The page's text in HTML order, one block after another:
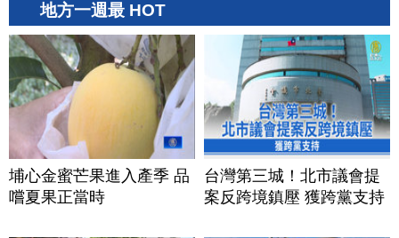
地方一週最 HOT
埔心金蜜芒果進入產季 品
嚐夏果正當時
台灣第三城！北市議會提
案反跨境鎮壓 獲跨黨支持